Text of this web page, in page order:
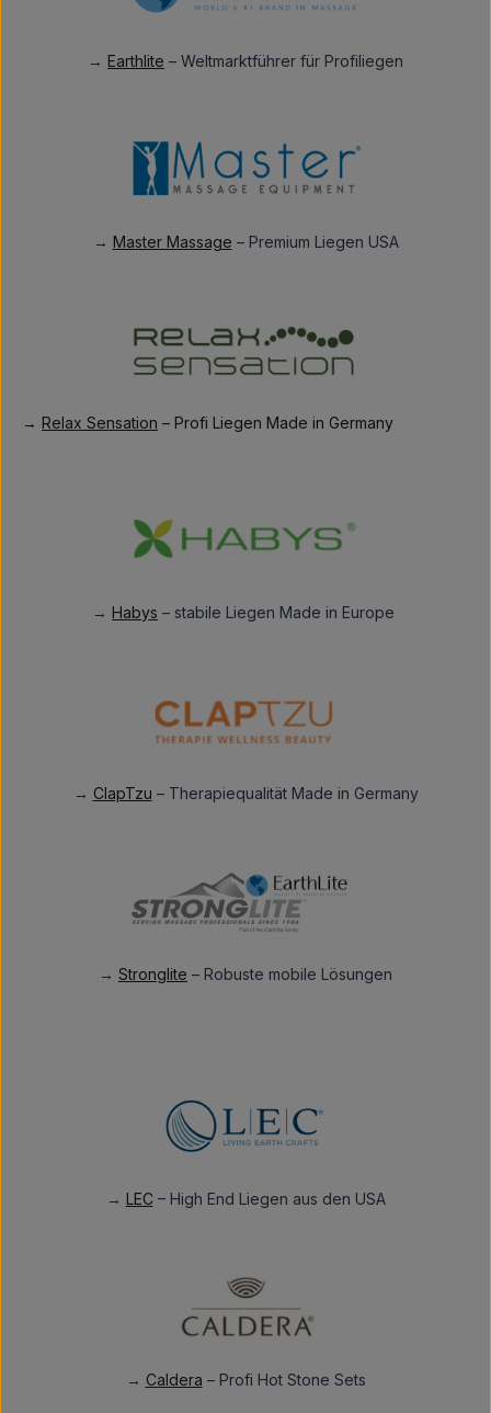
→ Earthlite – Weltmarktführer für Profiliegen
→ Master Massage – Premium Liegen USA
→ Relax Sensation – Profi Liegen Made in Germany
→ Habys – stabile Liegen Made in Europe
→ ClapTzu – Therapiequalität Made in Germany
→ Stronglite – Robuste mobile Lösungen
→ LEC – High End Liegen aus den USA
→ Caldera – Profi Hot Stone Sets